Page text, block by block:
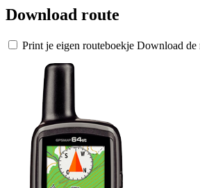
Download route
Print je eigen routeboekje Download de